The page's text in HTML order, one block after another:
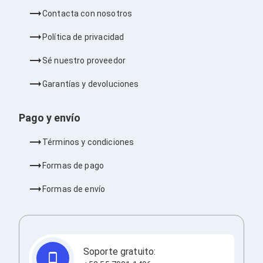
Unidades de Disco
Desktop y Portátiles
Cargadores
Maletines
Filtros de privacidad
Bases para Laptops
Fundas y Skins
Audífonos
Accesorios para PC's
Bases para PC's
Contacta con nosotros
Política de privacidad
Sé nuestro proveedor
Garantías y devoluciones
Pago y envío
Términos y condiciones
Formas de pago
Formas de envío
Soporte gratuito: